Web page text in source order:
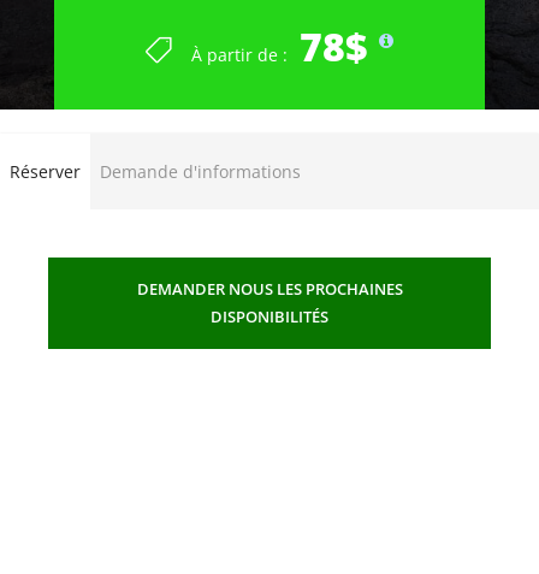
À partir de : 78$
Réserver Demande d'informations
DEMANDER NOUS LES PROCHAINES
DISPONIBILITÉS